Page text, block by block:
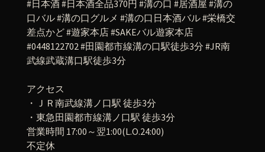
#日本酒 #日本酒全品370円 #溝の口 #居酒屋 #溝の
口バル #溝の口グルメ #溝の口日本酒バル #栄橋交
差点かど #遊家本店 #SAKEバル遊家本店
#0448122702 #田園都市線溝の口駅徒歩3分 #JR南
武線武蔵溝口駅徒歩3分
アクセス
・ＪＲ南武線溝ノ口駅 徒歩3分
・東急田園都市線溝ノ口駅 徒歩3分
営業時間 17:00～翌1:00(L.O.24:00)
不定休